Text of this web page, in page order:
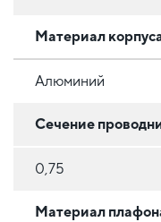
Материал
Алюминий
Сечение
0,75
Материал